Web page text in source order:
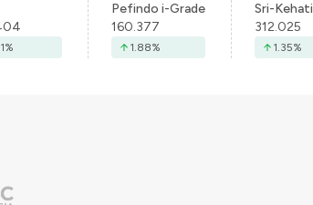
%
Pefindo i-Grade
160.377
1.88%
Sri-Kehati
312.025
1.35%